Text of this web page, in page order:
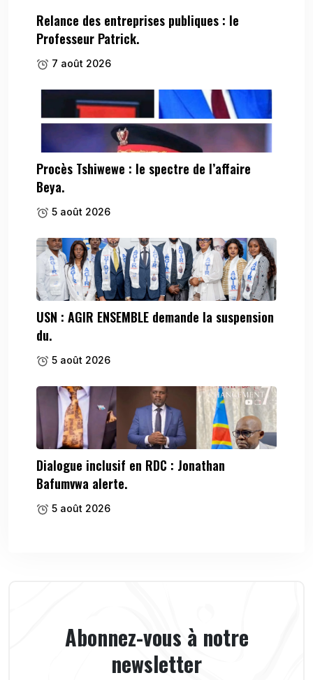
Relance des entreprises publiques : le
Professeur Patrick.
7 août 2026
Procès Tshiwewe : le spectre de l’affaire
Beya.
5 août 2026
USN : AGIR ENSEMBLE demande la suspension
du.
5 août 2026
Dialogue inclusif en RDC : Jonathan
Bafumvwa alerte.
5 août 2026
Abonnez-vous à notre
newsletter